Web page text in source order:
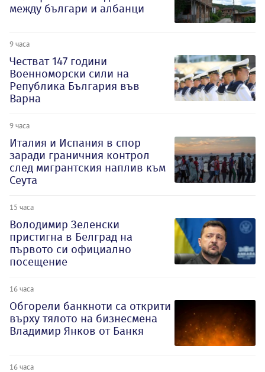
между българи и албанци
9 часа
Честват 147 години
Военноморски сили на
Република България във
Варна
9 часа
Италия и Испания в спор
заради граничния контрол
след мигрантския наплив към
Сеута
15 часа
Володимир Зеленски
пристигна в Белград на
първото си официално
посещение
16 часа
Обгорели банкноти са открити
върху тялото на бизнесмена
Владимир Янков от Банкя
16 часа